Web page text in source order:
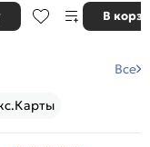
В
Все